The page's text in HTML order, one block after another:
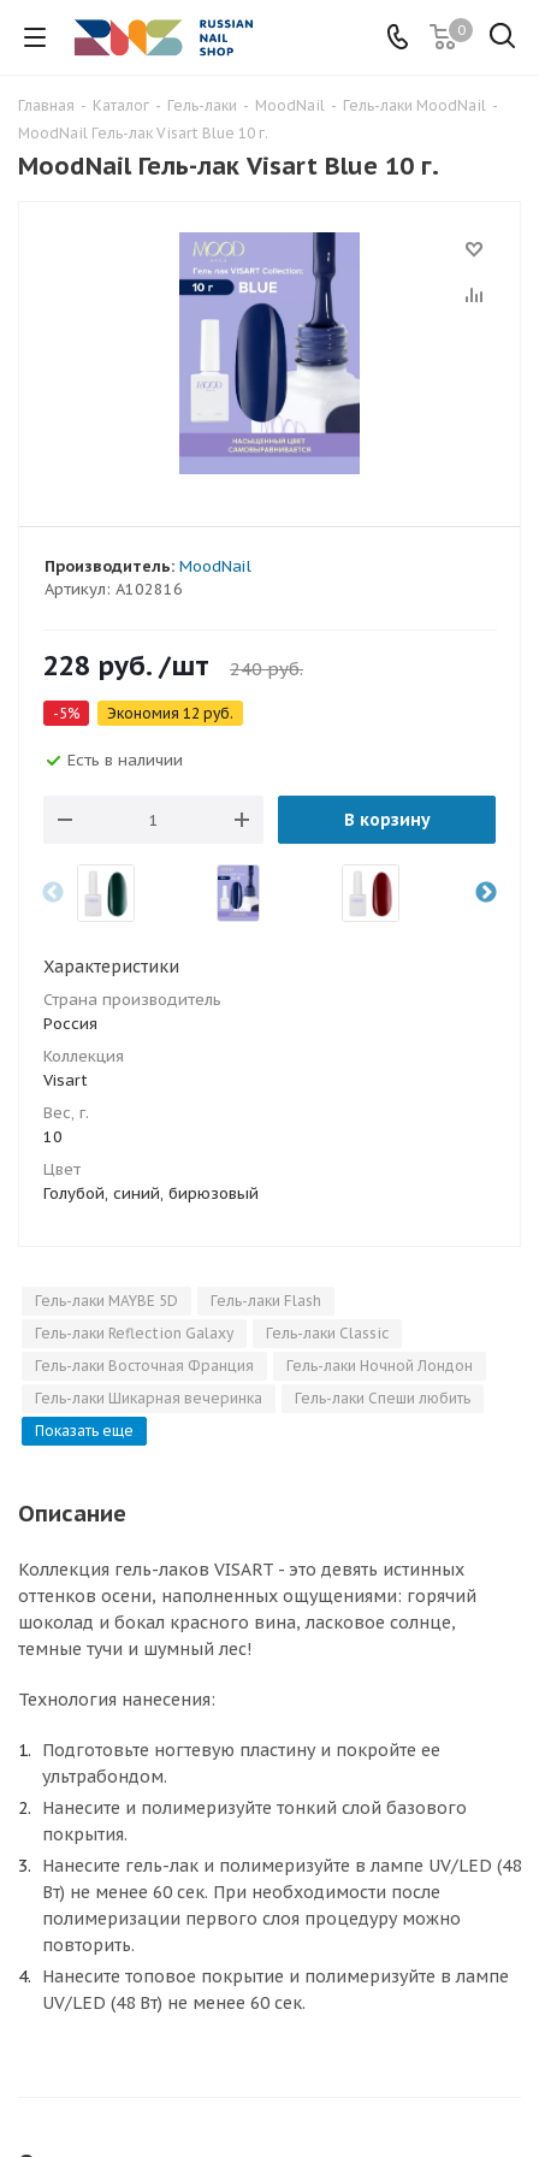
0
Главная - Каталог - Гель-лаки - MoodNail - Гель-лаки MoodNail -
MoodNail Гель-лак Visart Blue 10 г.
MoodNail Гель-лак Visart Blue 10 г.
Артикул: A102816
Производитель: MoodNail
228 руб. /шт 240руб.
-5% Экономия 12 руб.
Есть в наличии
В корзину
Характеристики
Страна производитель
Россия
Коллекция
Visart
Вес, г.
10
Цвет
Голубой, синий, бирюзовый
Гель-лаки MAYBE 5D
Гель-лаки Flash
Гель-лаки Reflection Galaxy
Гель-лаки Classic
Гель-лаки Восточная Франция
Гель-лаки Ночной Лондон
Гель-лаки Шикарная вечеринка
Гель-лаки Спеши любить
Показать еще
Описание
Коллекция гель-лаков VISART - это девять истинных
оттенков осени, наполненных ощущениями: горячий
шоколад и бокал красного вина, ласковое солнце,
темные тучи и шумный лес!
Технология нанесения:
Подготовьте ногтевую пластину и покройте ее
ультрабондом.
Нанесите и полимеризуйте тонкий слой базового
покрытия.
Нанесите гель-лак и полимеризуйте в лампе UV/LED (48
Вт) не менее 60 сек. При необходимости после
полимеризации первого слоя процедуру можно
повторить.
Нанесите топовое покрытие и полимеризуйте в лампе
UV/LED (48 Вт) не менее 60 сек.